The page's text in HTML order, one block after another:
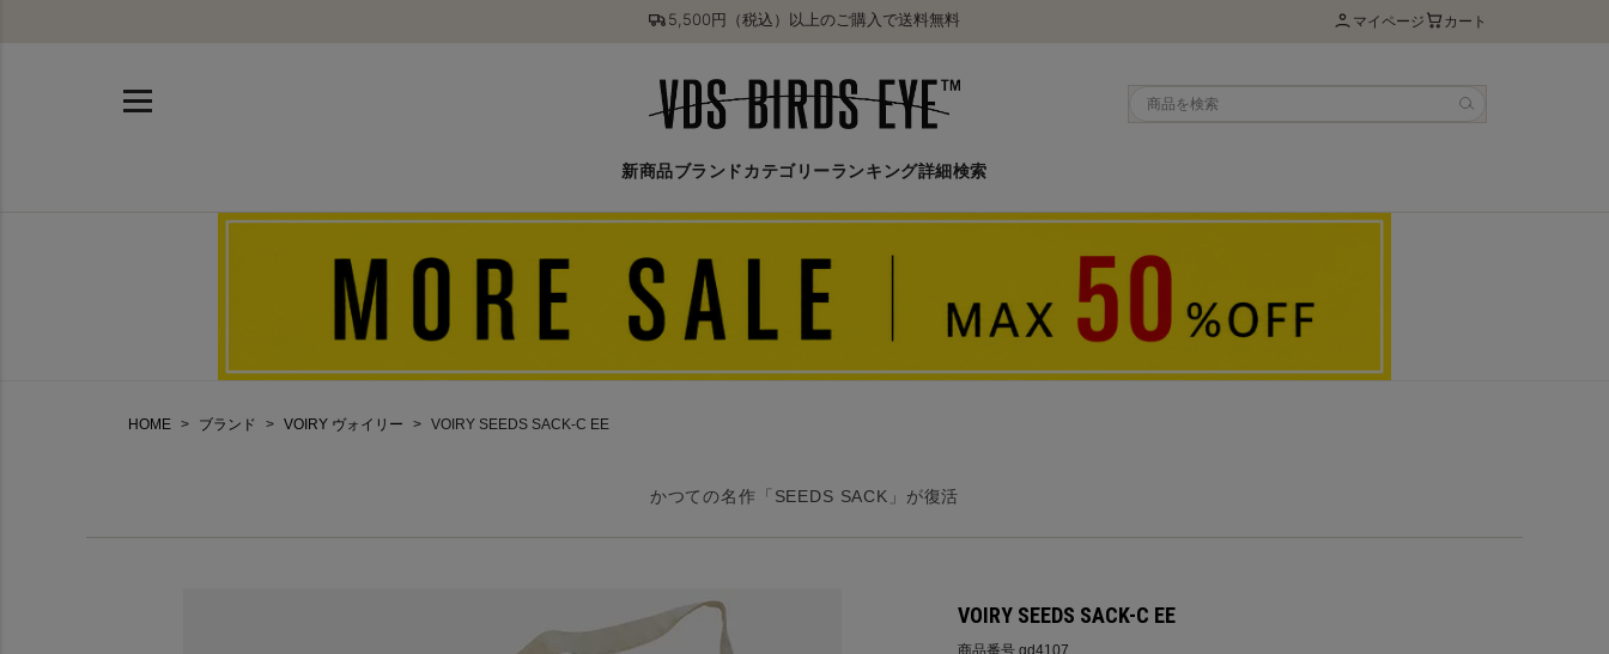
5,500円（税込）以上のご購入で送料無料 マイページ カート
新商品ブランド カテゴリーランキング詳細検索
HOME ブランド VOIRY ヴォイリー VOIRY SEEDS SACK-C EE
かつての名作「SEEDS SACK」が復活
VOIRY SEEDS SACK-C EE
商品番号 gd4107